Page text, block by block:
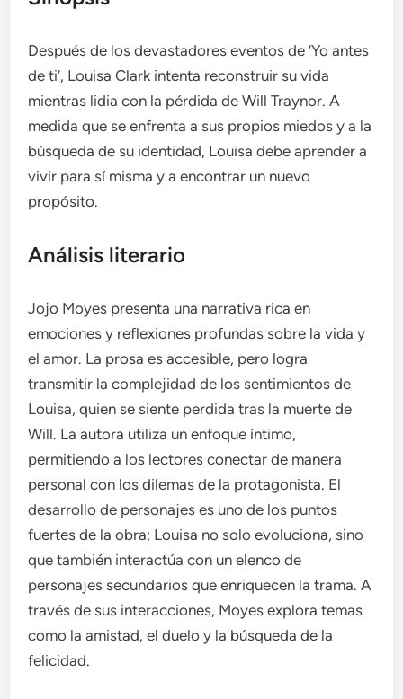
Después de los devastadores eventos de ‘Yo antes
de ti’, Louisa Clark intenta reconstruir su vida
mientras lidia con la pérdida de Will Traynor. A
medida que se enfrenta a sus propios miedos y a la
búsqueda de su identidad, Louisa debe aprender a
vivir para sí misma y a encontrar un nuevo
propósito.
Análisis literario
Jojo Moyes presenta una narrativa rica en
emociones y reflexiones profundas sobre la vida y
el amor. La prosa es accesible, pero logra
transmitir la complejidad de los sentimientos de
Louisa, quien se siente perdida tras la muerte de
Will. La autora utiliza un enfoque íntimo,
permitiendo a los lectores conectar de manera
personal con los dilemas de la protagonista. El
desarrollo de personajes es uno de los puntos
fuertes de la obra; Louisa no solo evoluciona, sino
que también interactúa con un elenco de
personajes secundarios que enriquecen la trama. A
través de sus interacciones, Moyes explora temas
como la amistad, el duelo y la búsqueda de la
felicidad.